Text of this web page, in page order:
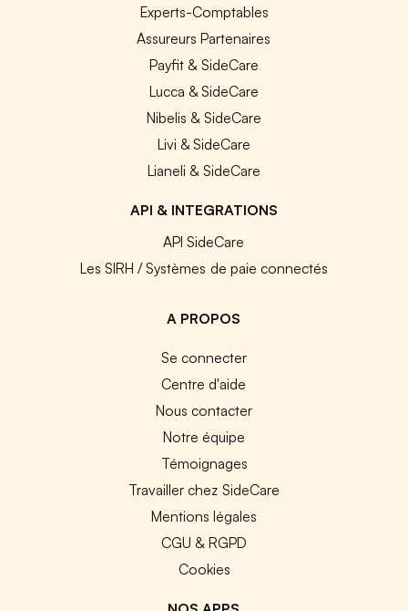
Experts-Comptables
Assureurs Partenaires
Payfit & SideCare
Lucca & SideCare
Nibelis & SideCare
Livi & SideCare
Lianeli & SideCare
API & INTEGRATIONS
API SideCare
Les SIRH / Systèmes de paie connectés
A PROPOS
Se connecter
Centre d'aide
Nous contacter
Notre équipe
Témoignages
Travailler chez SideCare
Mentions légales
CGU & RGPD
Cookies